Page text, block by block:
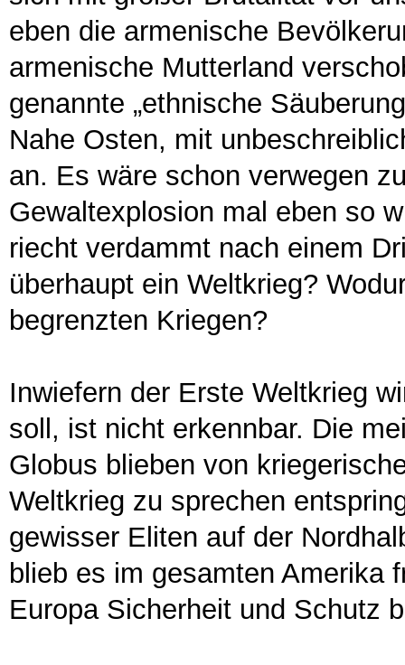
eben die armenische
armenische Mutterland
genannte „ethnische
Nahe Osten, mit
an. Es wäre schon verwegen
Gewaltexplosion mal eben so
riecht verdammt nach einem
überhaupt ein Weltkrieg?
begrenzten Kriegen?
Inwiefern der Erste Weltkrieg
soll, ist nicht erkennbar. Die
Globus blieben von
Weltkrieg zu sprechen
gewisser Eliten auf der
blieb es im gesamten Amerika
Europa Sicherheit und Schutz